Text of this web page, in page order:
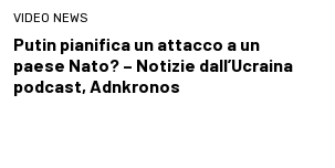
VIDEO NEWS
Putin pianifica un attacco a un
paese Nato? – Notizie dall’Ucraina
podcast, Adnkronos